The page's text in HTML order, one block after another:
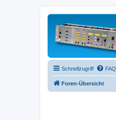
Schnellzugriff FAQ
Foren-Übersicht